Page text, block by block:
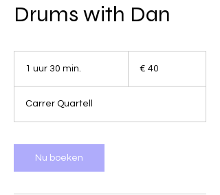
Drums with Dan
1 uur 30 min.
3
0
i
n
.
€ 40
Carrer Quartell
Nu boeken